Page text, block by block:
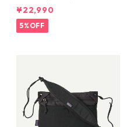
ル・パック 32L (カラーBlac
k w/Black ) Patagonia Black
Hole® Pack 32L 日本正規品
製品番号 49302
¥22,990
5%OFF